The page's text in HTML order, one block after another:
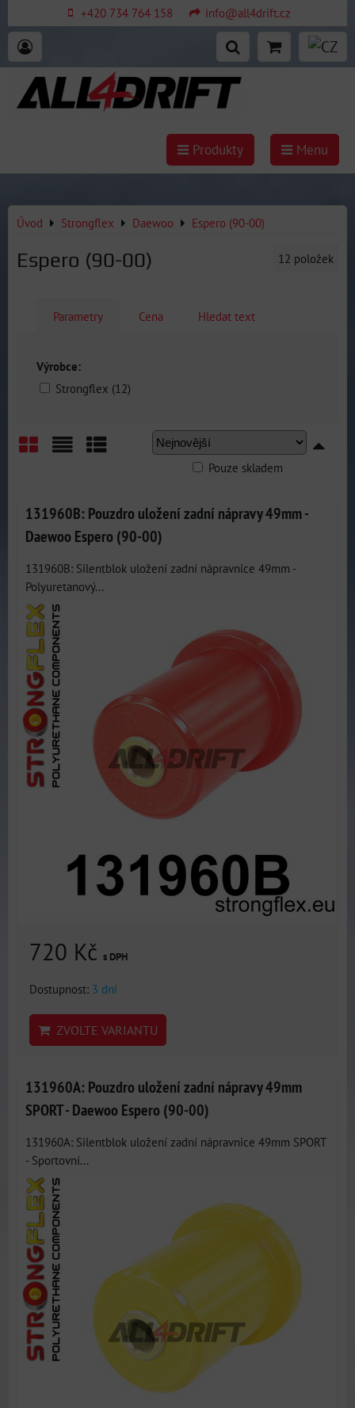
+420 734 764 158 info@all4drift.cz
Produkty Menu
Úvod Strongflex Daewoo Espero (90-00)
Espero (90-00) 12 položek
Parametry Cena Hledat text
Výrobce:
Strongflex (12)
Pouze skladem
131960B: Pouzdro uložení zadní nápravy 49mm -
Daewoo Espero (90-00)
131960B: Silentblok uložení zadní nápravnice 49mm -
Polyuretanový...
720 Kč s DPH
Dostupnost: 3 dni
ZVOLTE VARIANTU
131960A: Pouzdro uložení zadní nápravy 49mm
SPORT - Daewoo Espero (90-00)
131960A: Silentblok uložení zadní nápravnice 49mm SPORT
- Sportovní...